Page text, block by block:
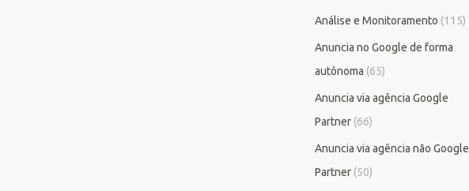
Análise e Monitoramento (115)
Anuncia no Google de forma
autônoma (65)
Anuncia via agência Google
Partner(66)
Anuncia via agência não Google
Partner(50)